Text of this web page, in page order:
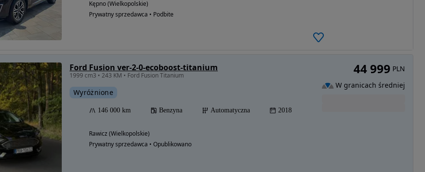
Kępno (Wielkopolskie)
Prywatny sprzedawca • Podbite
Ford Fusion ver-2-0-ecoboost-titanium
1999 cm3 • 243 KM • Ford Fusion Titanium
Wyróżnione
146 000 km Benzyna Automatyczna 2018
Rawicz (Wielkopolskie)
Prywatny sprzedawca • Opublikowano
44 999 PLN
W granicach średniej